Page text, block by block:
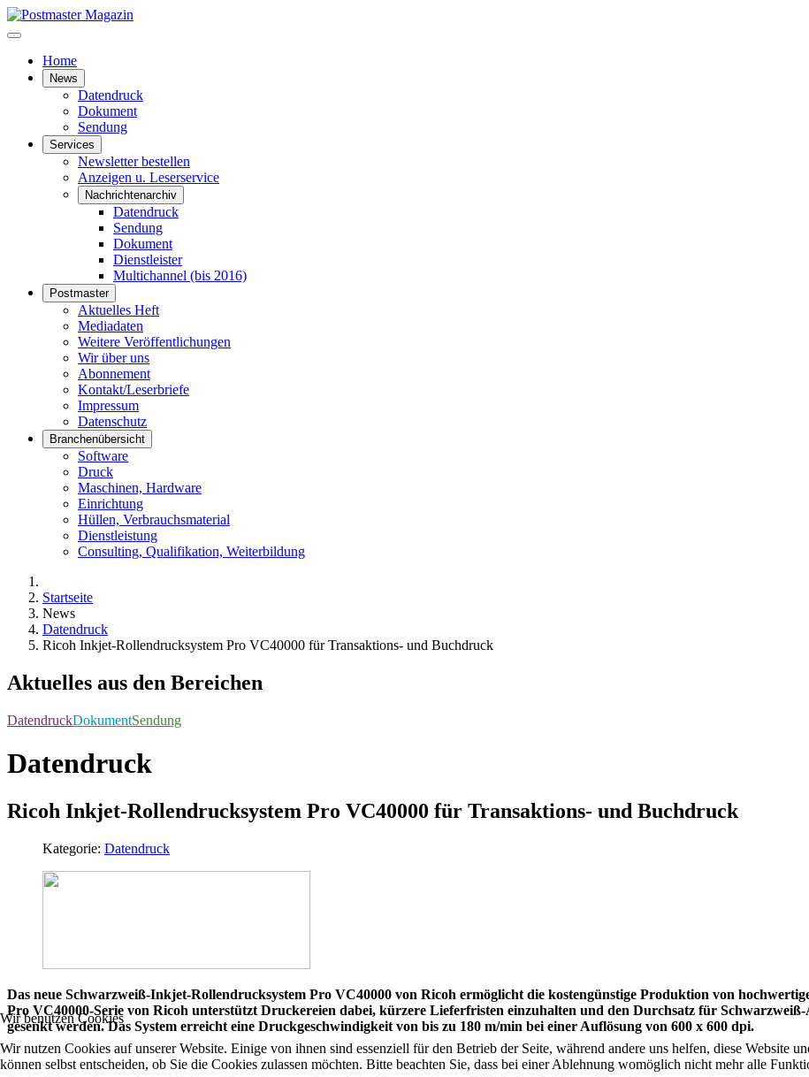
Home
News
Datendruck
Dokument
Sendung
Services
Newsletter bestellen
Anzeigen u. Leserservice
Nachrichtenarchiv
Datendruck
Sendung
Dokument
Dienstleister
Multichannel (bis 2016)
Postmaster
Aktuelles Heft
Mediadaten
Weitere Veröffentlichungen
Wir über uns
Abonnement
Kontakt/Leserbriefe
Impressum
Datenschutz
Branchenübersicht
Software
Druck
Maschinen, Hardware
Einrichtung
Hüllen, Verbrauchsmaterial
Dienstleistung
Consulting, Qualifikation, Weiterbildung
Startseite
News
Datendruck
Ricoh Inkjet-Rollendrucksystem Pro VC40000 für Transaktions- und Buchdruck
Aktuelles aus den Bereichen
DatendruckDokumentSendung
Datendruck
Ricoh Inkjet-Rollendrucksystem Pro VC40000 für Transaktions- und Buchdruck
Kategorie: Datendruck
Das neue Schwarzweiß-Inkjet-Rollendrucksystem Pro VC40000 von Ricoh ermöglicht die kostengünstige Produktion von
Pro VC40000-Serie von Ricoh unterstützt Druckereien dabei, kürzere Lieferfristen einzuhalten und den Durchsatz für
gesenkt werden. Das System erreicht eine Druckgeschwindigkeit von bis zu 180 m/min bei einer Auflösung von 600 x 600 dpi.
Wir benutzen Cookies
Wir nutzen Cookies auf unserer Website. Einige von ihnen sind essenziell für den Betrieb der Seite, während andere uns helfen, diese Website
können selbst entscheiden, ob Sie die Cookies zulassen möchten. Bitte beachten Sie, dass bei einer Ablehnung womöglich nicht mehr alle